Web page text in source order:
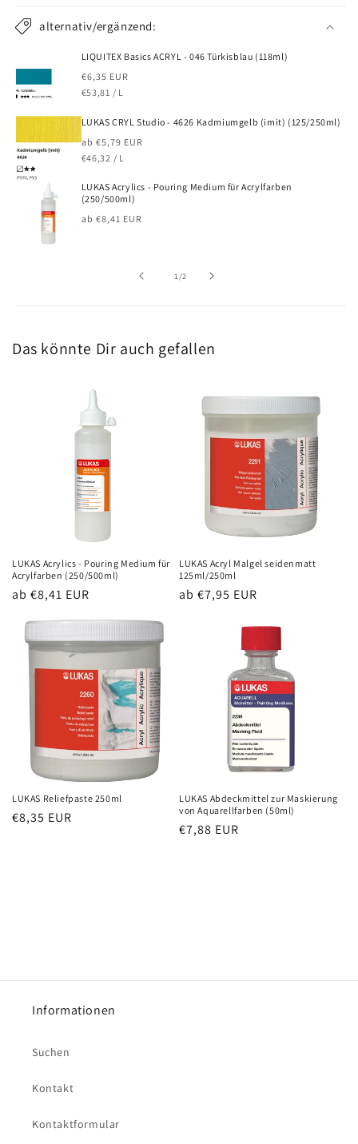
alternativ/ergänzend:
LIQUITEX Basics ACRYL - 046 Türkisblau (118ml)
Normaler
Preis
€6,35 EUR
GRUNDPREIS
€53,81 / PRO
L
LUKAS CRYL Studio - 4626 Kadmiumgelb (imit) (125/250ml)
Normaler
Preis
ab €5,79 EUR
GRUNDPREIS
€46,32 / PRO
L
LUKAS Acrylics - Pouring Medium für Acrylfarben
(250/500ml)
Normaler
ab €8,41 EUR
1 /von
2
Das könnte Dir auch gefallen
LUKAS Acrylics - Pouring Medium für
Acrylfarben (250/500ml)
Normaler
ab €8,41 EUR
LUKAS Acryl Malgel seidenmatt
125ml/250ml
Normaler
ab €7,95 EUR
LUKAS Reliefpaste 250ml
Normaler
€8,35 EUR
LUKAS Abdeckmittel zur Maskierung
von Aquarellfarben (50ml)
Normaler
€7,88 EUR
Informationen
Suchen
Kontakt
Kontaktformular